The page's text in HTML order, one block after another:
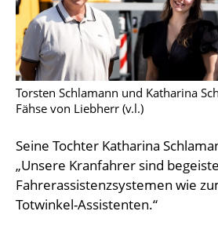
Torsten Schlamann und Katharina
Fähse von Liebherr (v.l.)
Seine Tochter Katharina
„Unsere Kranfahrer sind
Fahrerassistenzsystemen wie
Totwinkel-Assistenten.“